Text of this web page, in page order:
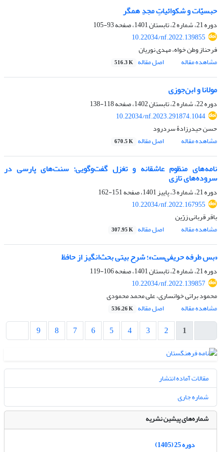
حبسیّات و شکوائیاتِ مجدِ همگر
دوره 21، شماره 2، تابستان 1401، صفحه
93-105
10.22034/nf.2022.139855
فرحناز وطن خواه، مهدی نوریان
مشاهده مقاله
اصل مقاله 516.3 K
مولانا و ابن‌جوزی
دوره 22، شماره 2، تابستان 1402، صفحه
118-138
10.22034/nf.2023.291874.1044
حسن حیدرزادۀ سردرود
مشاهده مقاله
اصل مقاله 670.5 K
نامه‌های منظوم عاشقانه و تغزل گفت‌وگویی: سنت‌های پارسی در
سروده‌های تازی
دوره 21، شماره 3، پاییز 1401، صفحه
151-162
10.22034/nf.2022.167955
باقر قربانی زرّین
مشاهده مقاله
اصل مقاله 307.95 K
«بس طرفه‌ حریفی‌ست»؛ شرح بیتی بحث‌انگیز از حافظ
دوره 21، شماره 2، تابستان 1401، صفحه
106-119
10.22034/nf.2022.139857
محمود براتی خوانساری، علی محمد محمودی
مشاهده مقاله
اصل مقاله 536.26 K
1
2
3
4
5
6
7
8
9
مقالات آماده انتشار
شماره جاری
شماره‌های پیشین نشریه
دوره 25 (1405)